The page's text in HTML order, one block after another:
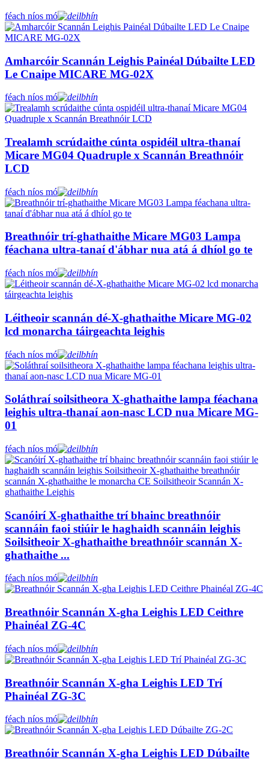
féach níos mó
Amharcóir Scannán Leighis Painéal Dúbailte LED
Le Cnaipe MICARE MG-02X
féach níos mó
Trealamh scrúdaithe cúnta ospidéil ultra-thanaí
Micare MG04 Quadruple x Scannán Breathnóir
LCD
féach níos mó
Breathnóir trí-ghathaithe Micare MG03 Lampa
féachana ultra-tanaí d'ábhar nua atá á dhíol go te
féach níos mó
Léitheoir scannán dé-X-ghathaithe Micare MG-02
lcd monarcha táirgeachta leighis
féach níos mó
Soláthraí soilsitheora X-ghathaithe lampa féachana
leighis ultra-thanaí aon-nasc LCD nua Micare MG-
01
féach níos mó
Scanóirí X-ghathaithe trí bhainc breathnóir
scannáin faoi stiúir le haghaidh scannáin leighis
Soilsitheoir X-ghathaithe breathnóir scannán X-
ghathaithe ...
féach níos mó
Breathnóir Scannán X-gha Leighis LED Ceithre
Phainéal ZG-4C
féach níos mó
Breathnóir Scannán X-gha Leighis LED Trí
Phainéal ZG-3C
féach níos mó
Breathnóir Scannán X-gha Leighis LED Dúbailte